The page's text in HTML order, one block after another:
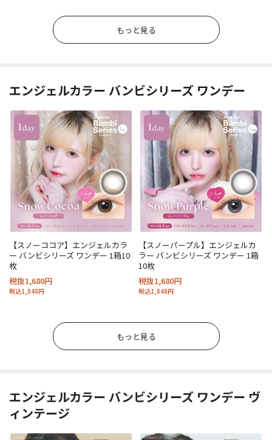
もっと見る
エンジェルカラー バンビシリーズ ワンデー
【スノーココア】エンジェルカラ
ー バンビシリーズ ワンデー 1箱10
枚
税抜1,680円
税込1,848円
【スノーパープル】エンジェルカ
ラー バンビシリーズ ワンデー 1箱
10枚
税抜1,680円
税込1,848円
もっと見る
エンジェルカラー バンビシリーズ ワンデー ヴ
ィンテージ